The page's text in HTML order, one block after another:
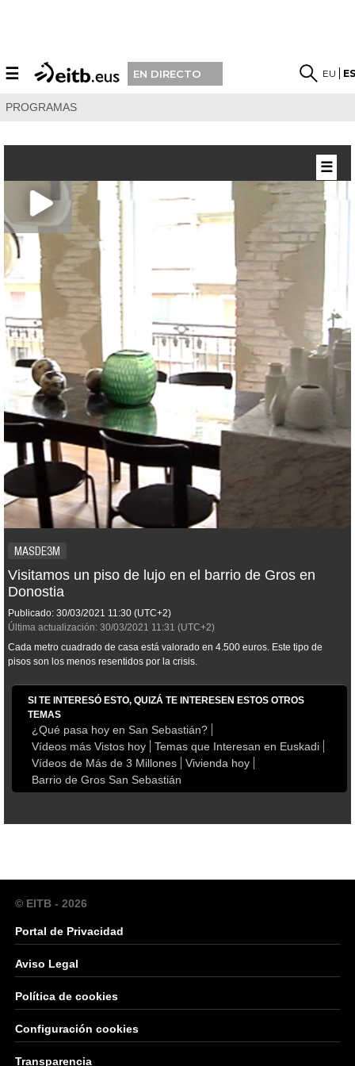
☰ EN DIRECTO EU
PROGRAMAS
MASDE3M
Visitamos un piso de lujo en el barrio de Gros en
Donostia
Publicado: 30/03/2021 11:30 (UTC+2)
Última actualización: 30/03/2021 11:31 (UTC+2)
Cada metro cuadrado de casa está valorado en 4.500 euros. Este tipo de
pisos son los menos resentidos por la crisis.
SI TE INTERESÓ ESTO, QUIZÁ TE INTERESEN ESTOS OTROS
TEMAS
¿Qué pasa hoy en San Sebastián?
Vídeos más Vistos hoy
Temas que Interesan en Euskadi
Vídeos de Más de 3 Millones
Vivienda hoy
Barrio de Gros San Sebastián
☰
© EITB - 2026
Portal de Privacidad
Aviso Legal
Política de cookies
Configuración cookies
Transparencia